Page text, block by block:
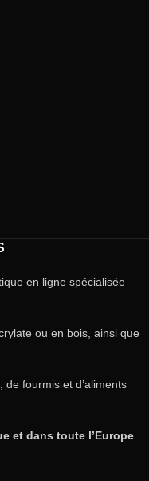
en ligne spécialisée
ou en bois, ainsi que
de fourmis et d’aliments
et dans toute l’Europe